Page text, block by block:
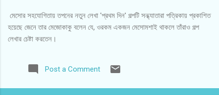
মেসোর সহযোগিতায় তপনের নতুন লেখা 'প্রথম দিন' গল্পটি সন্ধ্যাতারা পত্রিকায় প্রকাশিত
হয়েছে জেনে তার মেজোকাকু বলেন যে, ওরকম একজন মেসোমশাই থাকলে তাঁরাও গল্প
লেখার চেষ্টা করতেন।
Post a Comment